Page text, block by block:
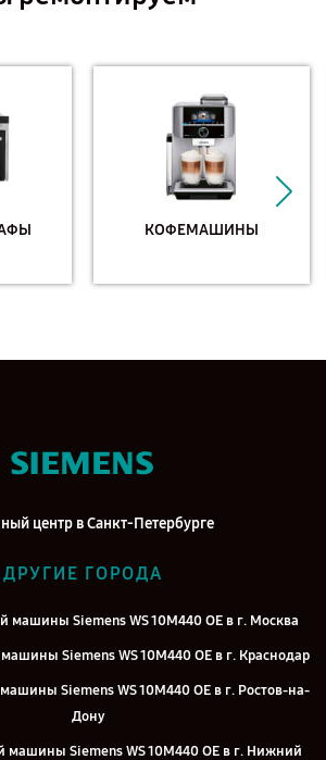
КОФЕМАШИНЫ
центр в Санкт-Петербурге
ДРУГИЕ ГОРОДА
машины Siemens WS 10M440 OE в г. Москва
Siemens WS 10M440 OE в г. Краснодар
Siemens WS 10M440 OE в г. Ростов-на-
Дону
машины Siemens WS 10M440 OE в г. Нижний